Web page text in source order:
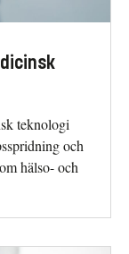
teknologi
och
hälso- och